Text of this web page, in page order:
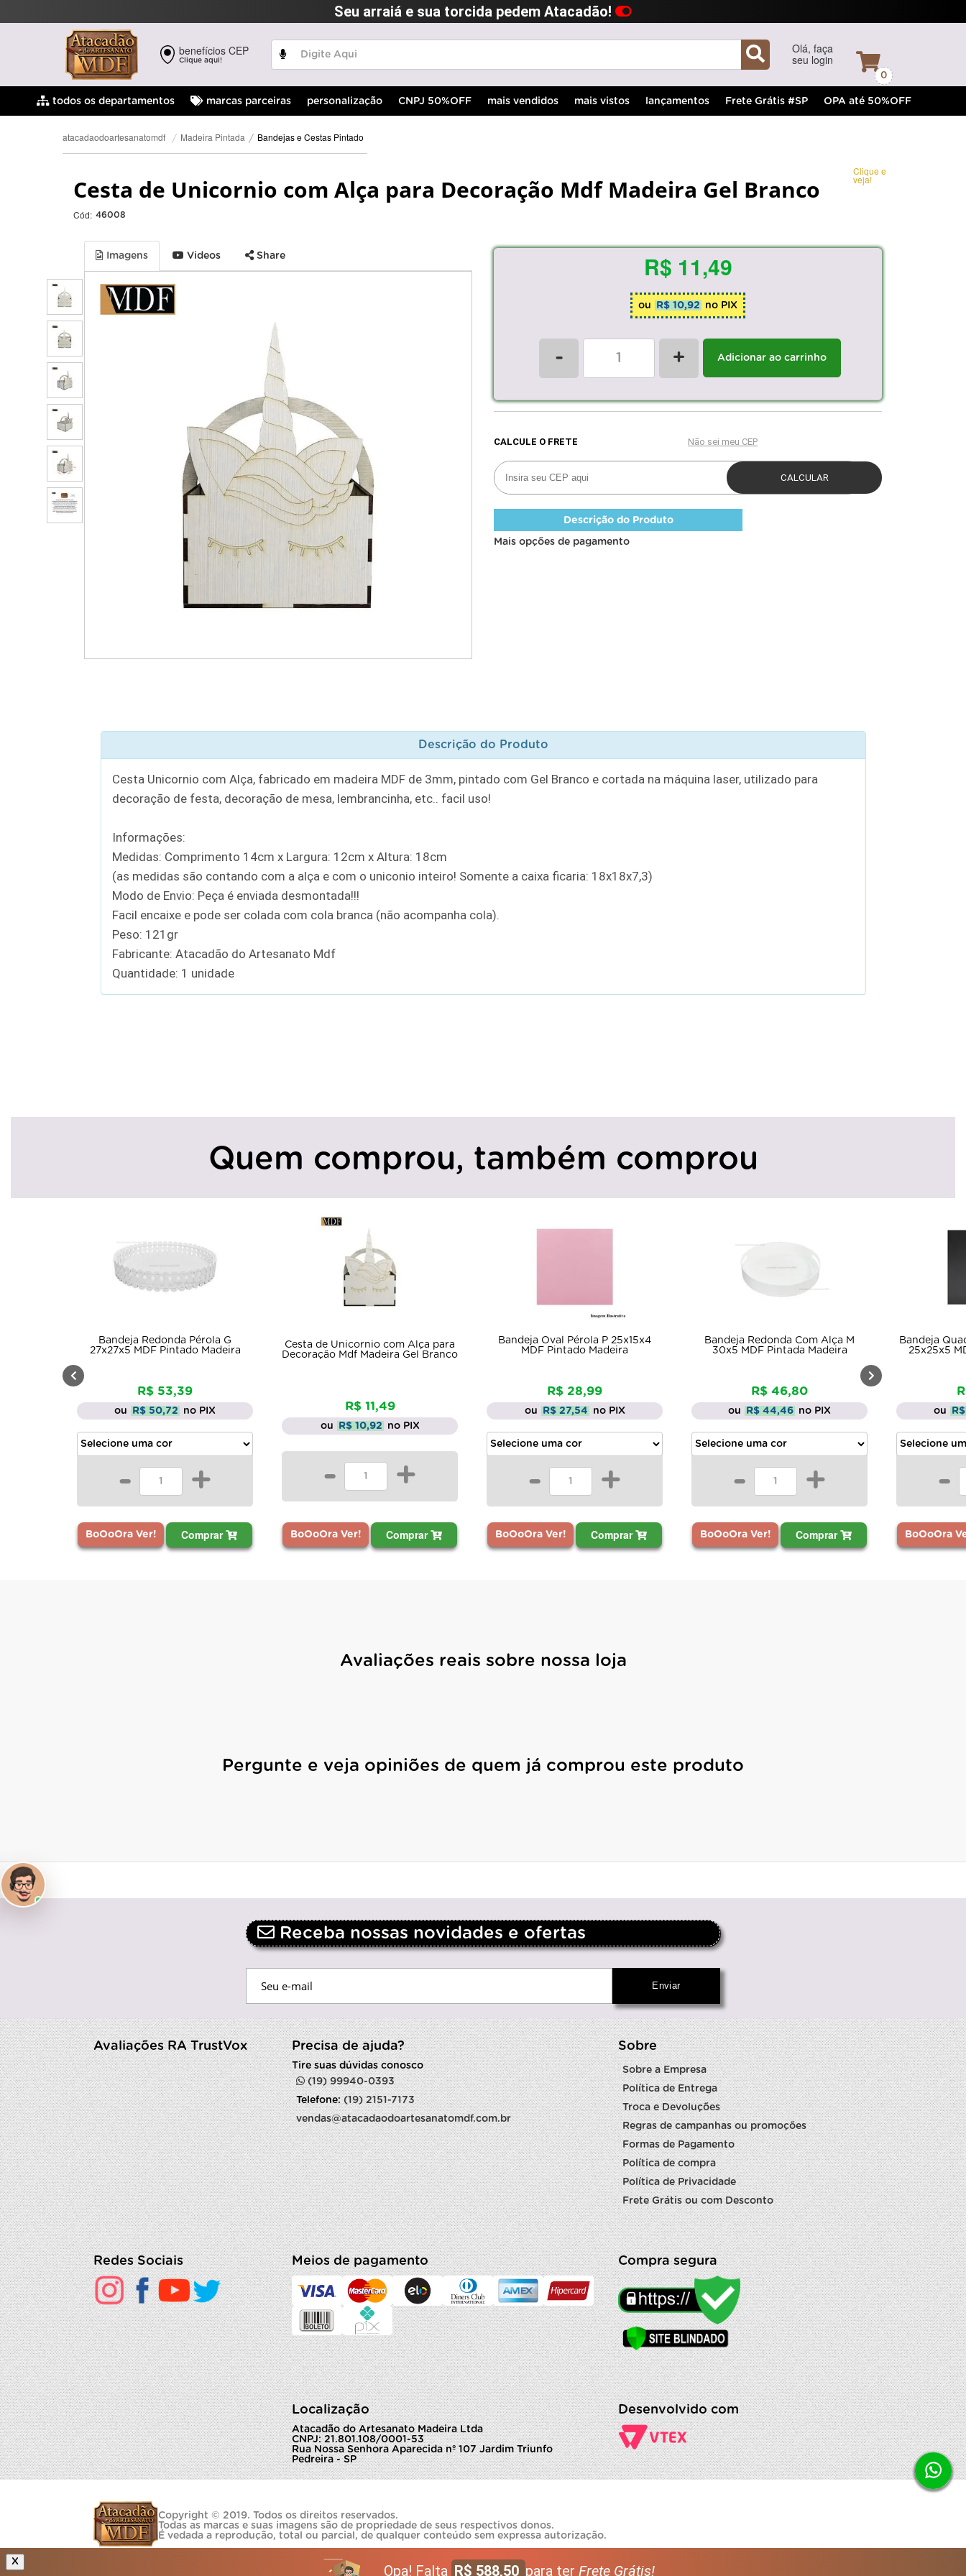
X
Opa! Falta R$ 588,50 para ter Frete Grátis!
Seu arraiá e sua torcida pedem Atacadão!
benefícios CEP
Clique aqui!
Olá, faça
seu login
0
todos os departamentos marcas parceiras personalização CNPJ 50%OFF mais vendidos mais vistos lançamentos Frete Grátis #SP OPA até 50%OFF
atacadaodoartesanatomdf Madeira Pintada Bandejas e Cestas Pintado
Cesta de Unicornio com Alça para Decoração Mdf Madeira Gel Branco
Cód: 46008
Clique e
veja!
Imagens Videos Share R$ 11,49
ou R$ 10,92 no PIX
- + Adicionar ao carrinho
Descrição do Produto
Mais opções de pagamento
Descrição do Produto
Cesta Unicornio com Alça, fabricado em madeira MDF de 3mm, pintado com Gel Branco e cortada na máquina laser, utilizado para
decoração de festa, decoração de mesa, lembrancinha, etc.. facil uso!
Informações:
Medidas: Comprimento 14cm x Largura: 12cm x Altura: 18cm
(as medidas são contando com a alça e com o uniconio inteiro! Somente a caixa ficaria: 18x18x7,3)
Modo de Envio: Peça é enviada desmontada!!!
Facil encaixe e pode ser colada com cola branca (não acompanha cola).
Peso: 121gr
Fabricante: Atacadão do Artesanato Mdf
Quantidade: 1 unidade
Quem comprou, também comprou
Pintado Madeira
no PIX
Comprar
Cesta de Unicornio com Alça para
Decoração Mdf Madeira Gel Branco
R$ 11,49
no PIX
-
BoOoOra Ver! Comprar
Bandeja Oval Pérola P 25x15x4
MDF Pintado Madeira
ou no PIX
-
BoOoOra Ver! Comprar
Bandeja Redonda Com Alça M
30x5 MDF Pintada Madeira
ou R$ 44,46 no PIX
-
BoOoOra Ver! Comprar
Bandeja Quadrada C/ Alça Lateral
25x25x5 MDF Pintado Madeira
ou R$ 28,02 no PIX
-
BoOoOra Ver! Comprar
Avaliações reais sobre nossa loja
Pergunte e veja opiniões de quem já comprou este produto
Receba nossas novidades e ofertas
Avaliações RA TrustVox Precisa de ajuda?
Tire suas dúvidas conosco
(19) 99940-0393
Telefone:(19) 2151-7173
vendas@atacadaodoartesanatomdf.com.br
Sobre
Sobre a Empresa
Política de Entrega
Troca e Devoluções
Regras de campanhas ou promoções
Formas de Pagamento
Política de compra
Política de Privacidade
Frete Grátis ou com Desconto
Redes Sociais Meios de pagamento Compra segura
Localização
Atacadão do Artesanato Madeira Ltda
CNPJ: 21.801.108/0001-53
Rua Nossa Senhora Aparecida nº 107 Jardim Triunfo
Pedreira - SP
Desenvolvido com
Copyright © 2019. Todos os direitos reservados.
Todas as marcas e suas imagens são de propriedade de seus respectivos donos.
É vedada a reprodução, total ou parcial, de qualquer conteúdo sem expressa autorização.